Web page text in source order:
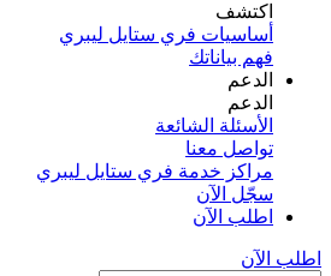
اكتشف​
أساسيات فري ستايل ليبري
فهم بياناتك
الدعم
الدعم
الأسئلة الشائعة
تواصل معنا
مراكز خدمة فري ستايل ليبري
سجّل الآن​
اطلب الآن
اطلب الآن